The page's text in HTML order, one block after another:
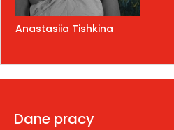
Anastasiia Tishkina
Dane pracy